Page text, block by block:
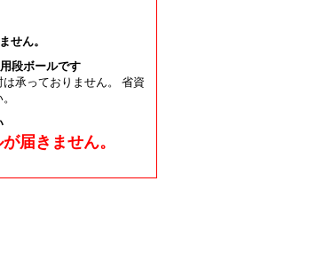
せん。
段ボールです
承っておりません。 省資
届きません。